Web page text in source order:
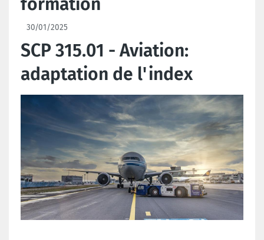
30/01/2025
SCP 315.01 - Aviation:
adaptation de l'index